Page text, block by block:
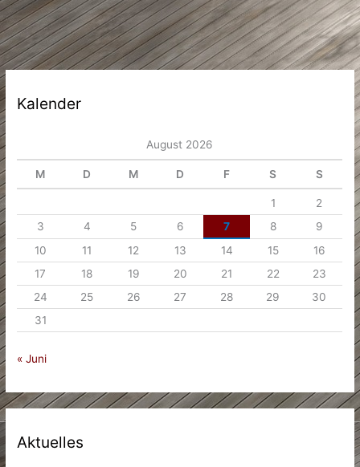
Kalender
August 2026
M D M D F S S
1
2
3
4 5 6 7 8
9
10
11 12 13 14 15
16
17
18 19 20 21 22
23
24
25 26 27 28 29
30
31
« Juni
Aktuelles